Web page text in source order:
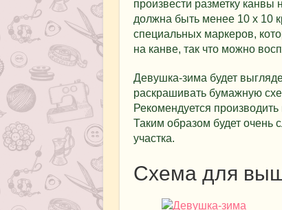
произвести разметку канвы
должна быть менее 10 х 10
специальных маркеров,
на канве, так что можно
Девушка-зима будет
раскрашивать бумажную
Рекомендуется
Таким образом будет очень
участка.
Схема для